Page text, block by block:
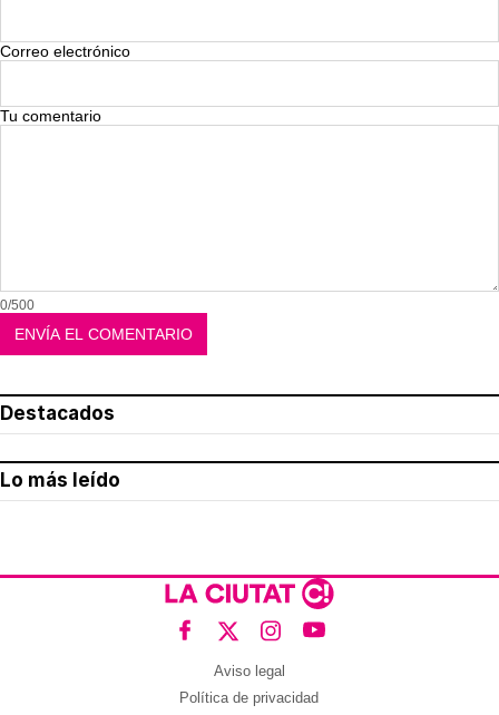
Correo electrónico
Tu comentario
0/500
Destacados
Lo más leído
Aviso legal
Política de privacidad